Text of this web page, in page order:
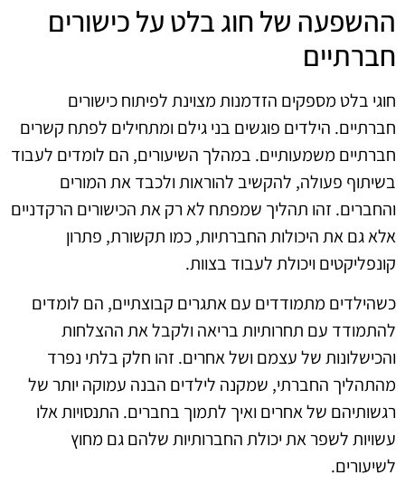
ההשפעה של חוג בלט על כישורים
חברתיים
חוגי בלט מספקים הזדמנות מצוינת לפיתוח כישורים
חברתיים. הילדים פוגשים בני גילם ומתחילים לפתח קשרים
חברתיים משמעותיים. במהלך השיעורים, הם לומדים לעבוד
בשיתוף פעולה, להקשיב להוראות ולכבד את המורים
והחברים. זהו תהליך שמפתח לא רק את הכישורים הרקדניים
אלא גם את היכולות החברתיות, כמו תקשורת, פתרון
קונפליקטים ויכולת לעבוד בצוות.
כשהילדים מתמודדים עם אתגרים קבוצתיים, הם לומדים
להתמודד עם תחרותיות בריאה ולקבל את ההצלחות
והכישלונות של עצמם ושל אחרים. זהו חלק בלתי נפרד
מהתהליך החברתי, שמקנה לילדים הבנה עמוקה יותר של
רגשותיהם של אחרים ואיך לתמוך בחברים. התנסויות אלו
עשויות לשפר את יכולת החברותיות שלהם גם מחוץ
לשיעורים.